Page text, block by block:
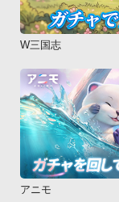
W三国志
アニモ